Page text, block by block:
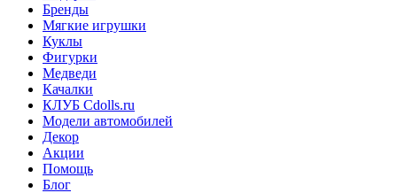
Бренды
Мягкие игрушки
Куклы
Фигурки
Медведи
Качалки
КЛУБ Cdolls.ru
Модели автомобилей
Декор
Акции
Помощь
Блог